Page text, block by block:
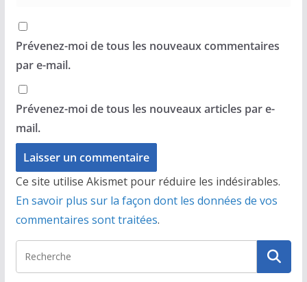
Prévenez-moi de tous les nouveaux commentaires
par e-mail.
Prévenez-moi de tous les nouveaux articles par e-
mail.
Ce site utilise Akismet pour réduire les indésirables.
En savoir plus sur la façon dont les données de vos
commentaires sont traitées.